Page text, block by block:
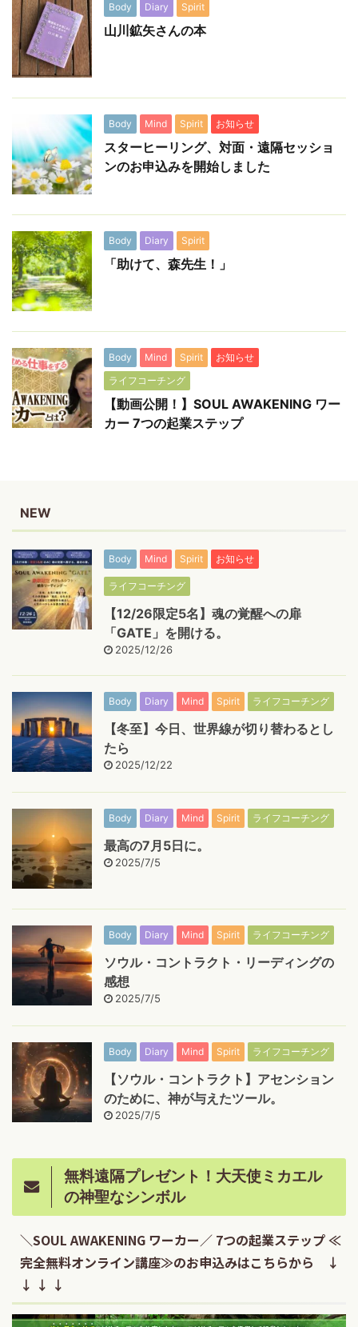
Body Diary Spirit
山川鉱矢さんの本
Body Mind Spirit お知らせ
スターヒーリング、対面・遠隔セッショ
ンのお申込みを開始しました
Body Diary Spirit
「助けて、森先生！」
Body Mind Spirit
お知らせ
ライフコーチング
【動画公開！】SOUL AWAKENING ワー
カー 7つの起業ステップ
NEW
Body Mind Spirit お知らせ
ライフコーチング
【12/26限定5名】魂の覚醒への扉
「GATE」を開ける。
2025/12/26
Body Diary Mind Spirit ライフコーチング
【冬至】今日、世界線が切り替わるとし
たら
2025/12/22
Body Diary Mind Spirit ライフコーチング
最高の7月5日に。
2025/7/5
Body Diary Mind Spirit ライフコーチング
ソウル・コントラクト・リーディングの
感想
2025/7/5
Body Diary Mind Spirit ライフコーチング
【ソウル・コントラクト】アセンション
のために、神が与えたツール。
2025/7/5
無料遠隔プレゼント！大天使ミカエル
の神聖なシンボル
＼SOUL AWAKENING ワーカー／ 7つの起業ステップ ≪
完全無料オンライン講座≫のお申込みはこちらから ↓
↓ ↓ ↓